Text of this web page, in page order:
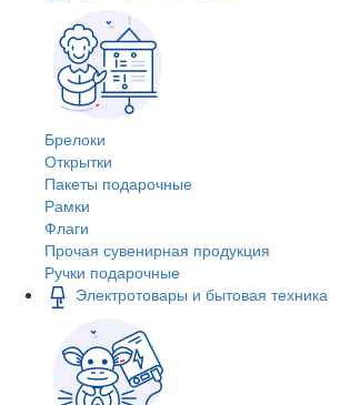
Брелоки
Открытки
Пакеты подарочные
Рамки
Флаги
Прочая сувенирная продукция
Ручки подарочные
Электротовары и бытовая техника